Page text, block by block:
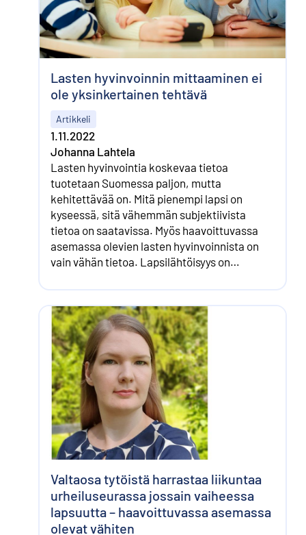
Lasten hyvinvoinnin mittaaminen ei
ole yksinkertainen tehtävä
Artikkeli
1.11.2022
Johanna Lahtela
Lasten hyvinvointia koskevaa tietoa
tuotetaan Suomessa paljon, mutta
kehitettävää on. Mitä pienempi lapsi on
kyseessä, sitä vähemmän subjektiivista
tietoa on saatavissa. Myös haavoittuvassa
asemassa olevien lasten hyvinvoinnista on
vain vähän tietoa. Lapsilähtöisyys on
Valtaosa tytöistä harrastaa liikuntaa
urheiluseurassa jossain vaiheessa
lapsuutta – haavoittuvassa asemassa
olevat vähiten